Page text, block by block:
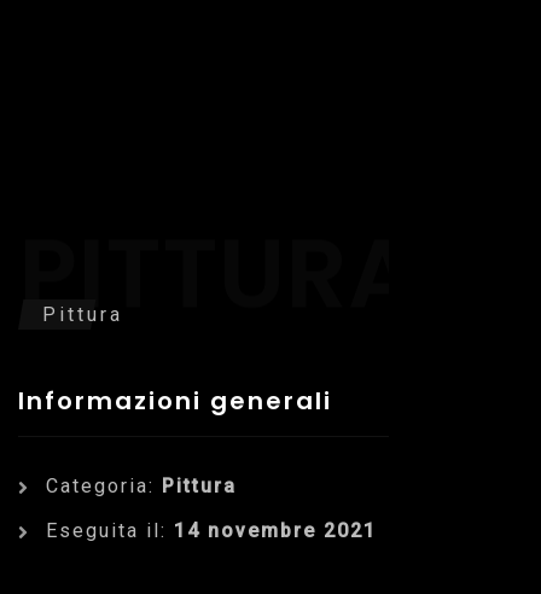
PITTURA
Pittura
Informazioni generali
Categoria:
Pittura
Eseguita il: 14 novembre 2021